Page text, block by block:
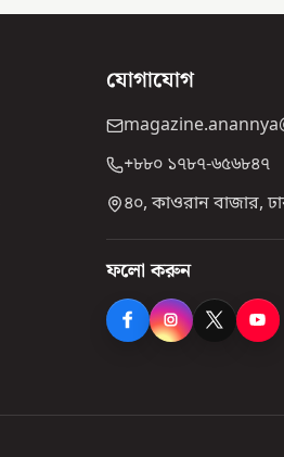
যোগাযোগ
+৮৮০ ১৭৮৭-৬৫৬৮৪৭
৪০, কাওরান বাজার,
ফলো করুন